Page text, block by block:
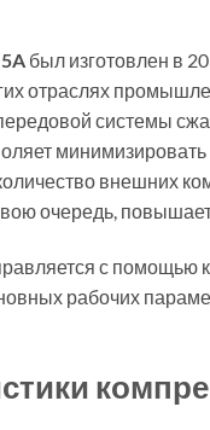
был изготовлен в
отраслях
системы
внешних
очередь,
с помощью
рабочих